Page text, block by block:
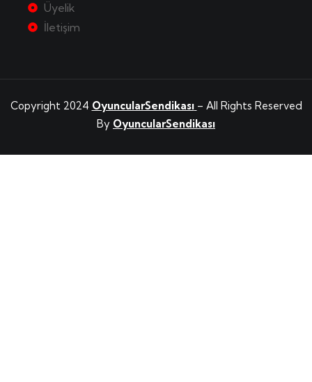
Üyelik
İletişim
Copyright 2024 OyuncularSendikası – All Rights Reserved
By OyuncularSendikası